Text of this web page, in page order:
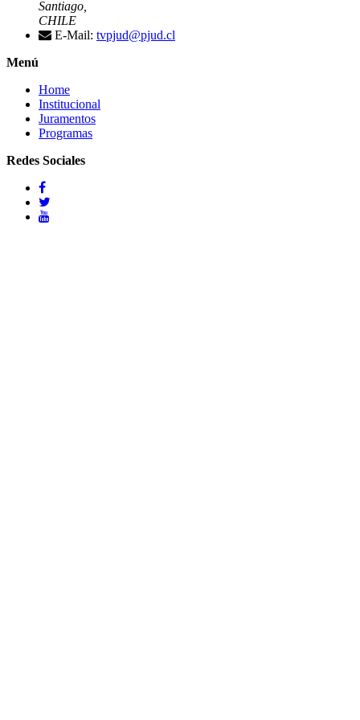
Santiago,
CHILE
E-Mail: tvpjud@pjud.cl
Menú
Home
Institucional
Juramentos
Programas
Redes Sociales